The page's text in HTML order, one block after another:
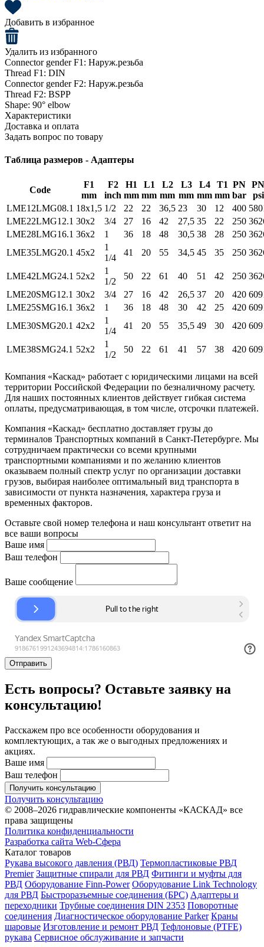
Добавить в избранное
Удалить из избранного
Connector gender F1: Наруж.резьба
Thread F1: DIN
Connector gender F2: Наруж.резьба
Thread F2: BSPP
Shape: 90° elbow
Характеристики
Доставка и оплата
Задать вопрос по товару
Таблица размеров - Адаптеры
Code
F1
mm
F2
inch
H1
mm
L1
mm
L2
mm
L3
mm
L4
mm
T1
mm
PN
bar
PN
psi
LME12LMG08.1 18x1,5 1/2 22 22 36,5 23 30 12 400
LME22LMG12.1 30x2 3/4 27 16 42 27,5 35 22 250
LME28LMG16.1 36x2 1 36 18 48 30,5 38 28 250
LME35LMG20.1 45x2
1
1/4
41 20 55 34,5 45 35 250
LME42LMG24.1 52x2
1
1/2
50 22 61 40 51 42 250
LME20SMG12.1 30x2 3/4 27 16 42 26,5 37 20 420
LME25SMG16.1 36x2 1 36 18 48 30 42 25 420
LME30SMG20.1 42x2
1
1/4
41 20 55 35,5 49 30 420
LME38SMG24.1 52x2
1
1/2
50 22 61 41 57 38 420
Компания «Каскад» работает с юридическими лицами на всей
территории Российской Федерации по безналичному расчету.
Для наших постоянных клиентов действует гибкая система
оплаты, предусматривающая, в том числе, отсрочки платежей.
Компания «Каскад» бесплатно доставляет грузы до
терминалов Транспортных компаний в Санкт-Петербурге. Мы
сотрудничаем практически со всеми крупными
транспортными компаниями и по желанию клиентов
оказываем полный спектр услуг по организации доставки
грузов, выбирая наиболее оптимальный вид транспорта в
зависимости от пункта назначения, характера груза и
временных факторов.
Оставьте свой номер телефона и наш консультант ответит на
все ваши вопросы
Ваше имя
Ваш телефон
Ваше сообщение
Отправить
Есть вопросы? Оставьте заявку на
консультацию!
Расскажем про все особенности оборудования и
комплектующих, а так же о выгодных предложениях и
акциях.
Ваше имя
Ваш телефон
Получить консультацию
Получить консультацию
© 2008–2026 гидравлические компоненты «КАСКАД» все
права защищены
Политика конфиденциальности
Разработка сайта Web-Сфера
Каталог товаров
Рукава высокого давления (РВД) Термопластиковые РВД
Premier Защитные спирали для РВД Фитинги и муфты для
РВД Оборудование Finn-Power Оборудование Link Technology
для РВД Быстроразъемные соединения (БРС) Адаптеры и
переходники Трубные соединения DIN 2353 Поворотные
соединения Диагностическое оборудование Parker Краны
шаровые Изготовление и ремонт РВД Тефлоновые (PTFE)
рукава Сервисное обслуживание и запчасти